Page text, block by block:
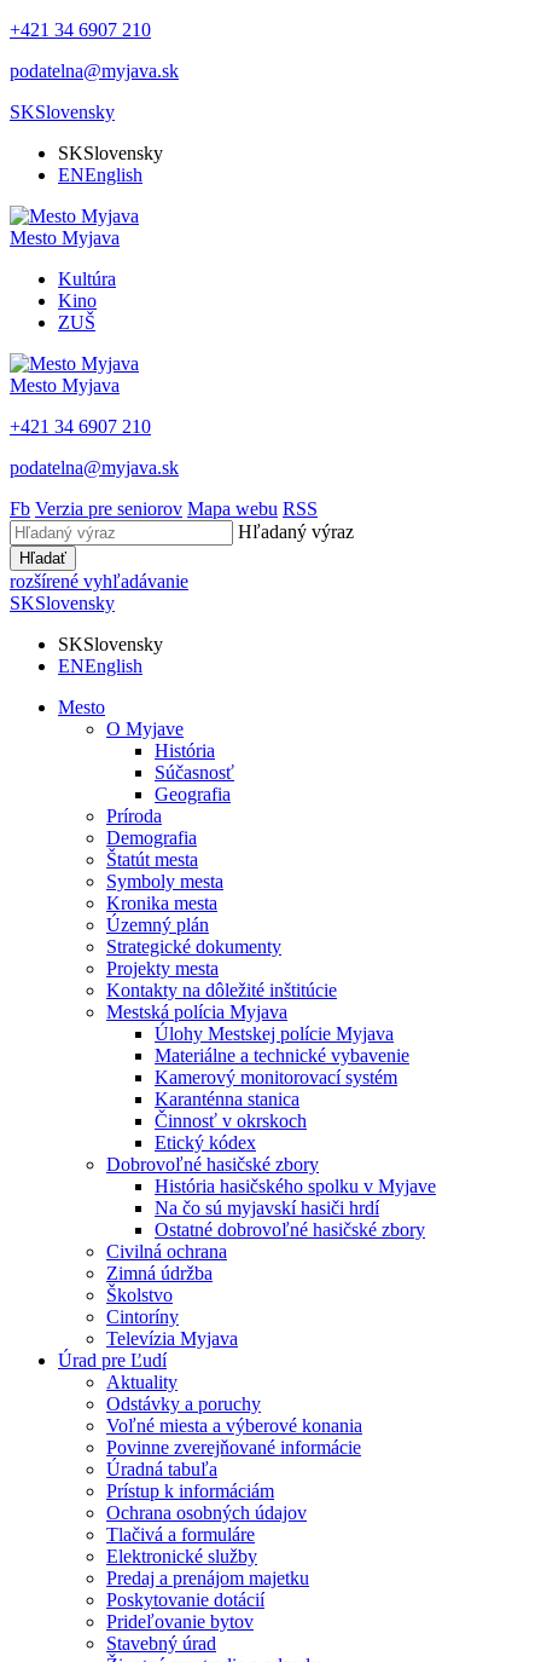
+421 34 6907 210
podatelna@myjava.sk
SKSlovensky
SKSlovensky
ENEnglish
Mesto Myjava
Kultúra
Kino
ZUŠ
Mesto Myjava
+421 34 6907 210
podatelna@myjava.sk
Fb Verzia pre seniorov Mapa webu RSS
Hľadaný výraz
Hľadať
rozšírené vyhľadávanie
SKSlovensky
SKSlovensky
ENEnglish
Mesto
O Myjave
História
Súčasnosť
Geografia
Príroda
Demografia
Štatút mesta
Symboly mesta
Kronika mesta
Územný plán
Strategické dokumenty
Projekty mesta
Kontakty na dôležité inštitúcie
Mestská polícia Myjava
Úlohy Mestskej polície Myjava
Materiálne a technické vybavenie
Kamerový monitorovací systém
Karanténna stanica
Činnosť v okrskoch
Etický kódex
Dobrovoľné hasičské zbory
História hasičského spolku v Myjave
Na čo sú myjavskí hasiči hrdí
Ostatné dobrovoľné hasičské zbory
Civilná ochrana
Zimná údržba
Školstvo
Cintoríny
Televízia Myjava
Úrad pre Ľudí
Aktuality
Odstávky a poruchy
Voľné miesta a výberové konania
Povinne zverejňované informácie
Úradná tabuľa
Prístup k informáciám
Ochrana osobných údajov
Tlačivá a formuláre
Elektronické služby
Predaj a prenájom majetku
Poskytovanie dotácií
Prideľovanie bytov
Stavebný úrad